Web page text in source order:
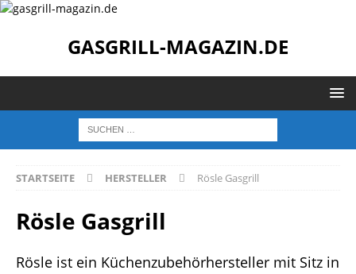
GASGRILL-MAGAZIN.DE
STARTSEITE HERSTELLER Rösle Gasgrill
Rösle Gasgrill
Rösle ist ein Küchenzubehörhersteller mit Sitz in